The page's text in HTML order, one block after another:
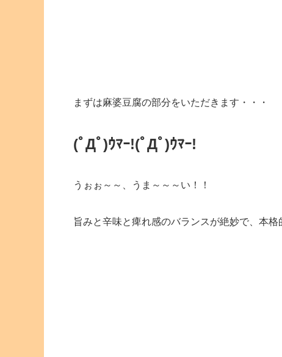
まずは麻婆豆腐の部分をいただきます・・・
(ﾟДﾟ)ｳﾏｰ!(ﾟДﾟ)ｳﾏｰ!
うぉぉ～～、うま～～～い！！
旨みと辛味と痺れ感のバランスが絶妙で、本